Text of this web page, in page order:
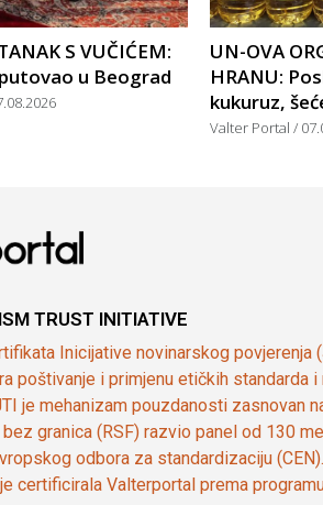
S VUČIĆEM:
u Beograd
UN-OVA
HRANU:
kukuruz,
Valter Portal
TRUST INITIATIVE
Inicijative novinarskog povjerenja
poštivanje i primjenu etičkih standarda i
je mehanizam pouzdanosti zasnovan
granica (RSF) razvio panel od 130
odbora za standardizaciju
certificirala Valterportal prema